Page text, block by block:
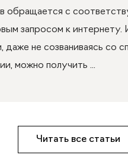
обращается с
запросом к интернету.
даже не созваниваясь со
можно получить ...
Читать все статьи